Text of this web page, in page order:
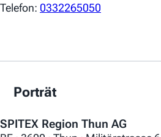
Telefon: 0332265050
Porträt
SPITEX Region Thun AG